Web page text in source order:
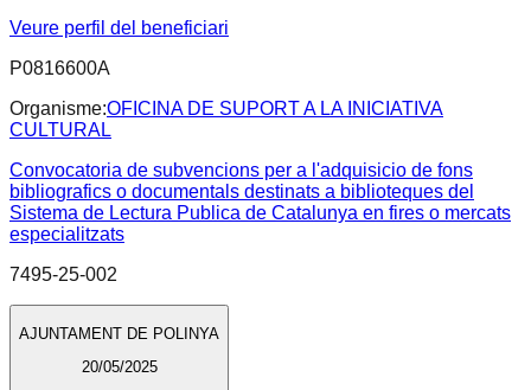
Veure perfil del beneficiari
P0816600A
Organisme:OFICINA DE SUPORT A LA INICIATIVA
CULTURAL
Convocatoria de subvencions per a l'adquisicio de fons
bibliografics o documentals destinats a biblioteques del
Sistema de Lectura Publica de Catalunya en fires o mercats
especialitzats
7495-25-002
AJUNTAMENT DE POLINYA
20/05/2025